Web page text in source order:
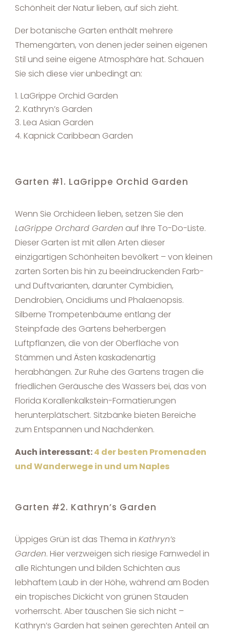
Schönheit der Natur lieben, auf sich zieht.
Der botanische Garten enthält mehrere
Themengärten, von denen jeder seinen eigenen
Stil und seine eigene Atmosphäre hat. Schauen
Sie sich diese vier unbedingt an:
LaGrippe Orchid Garden
Kathryn’s Garden
Lea Asian Garden
Kapnick Caribbean Garden
Garten #1. LaGrippe Orchid Garden
Wenn Sie Orchideen lieben, setzen Sie den
LaGrippe Orchard Garden auf Ihre To-Do-Liste.
Dieser Garten ist mit allen Arten dieser
einzigartigen Schönheiten bevölkert – von kleinen
zarten Sorten bis hin zu beeindruckenden Farb-
und Duftvarianten, darunter Cymbidien,
Dendrobien, Oncidiums und Phalaenopsis.
Silberne Trompetenbäume entlang der
Steinpfade des Gartens beherbergen
Luftpflanzen, die von der Oberfläche von
Stämmen und Ästen kaskadenartig
herabhängen. Zur Ruhe des Gartens tragen die
friedlichen Geräusche des Wassers bei, das von
Florida Korallenkalkstein-Formatierungen
herunterplätschert. Sitzbänke bieten Bereiche
zum Entspannen und Nachdenken.
Auch interessant:4 der besten Promenaden
und Wanderwege in und um Naples
Garten #2. Kathryn’s Garden
Üppiges Grün ist das Thema inKathryn’s
Garden. Hier verzweigen sich riesige Farnwedel in
alle Richtungen und bilden Schichten aus
lebhaftem Laub in der Höhe, während am Boden
ein tropisches Dickicht von grünen Stauden
vorherrscht. Aber täuschen Sie sich nicht –
Kathryn’s Garden hat seinen gerechten Anteil an